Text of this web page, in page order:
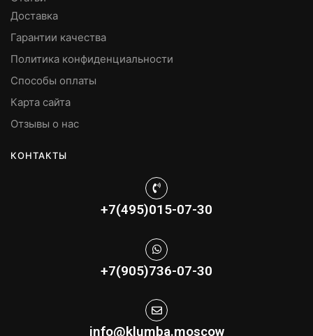
Доставка
Гарантии качества
Политика конфиденциальности
Способы оплаты
Карта сайта
Отзывы о нас
КОНТАКТЫ
+7(495)015-07-30
+7(905)736-07-30
info@klumba.moscow